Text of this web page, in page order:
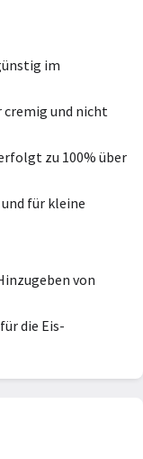
im
cremig und nicht
zu 100% über
für kleine
von
die Eis-